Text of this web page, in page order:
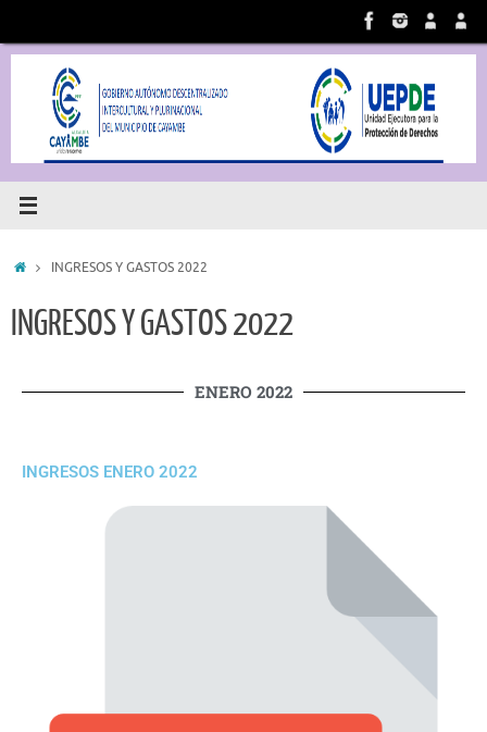
INGRESOS Y GASTOS 2022
INGRESOS Y GASTOS 2022
ENERO 2022
INGRESOS ENERO 2022